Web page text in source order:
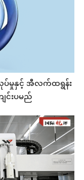
ပ်မှုနှင့် အီလက်ထရွန်း
င်းပမည်